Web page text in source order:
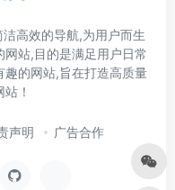
高效的导航,为用户而生
站,目的是满足用户日常
趣的网站,旨在打造高质量
！
声明 广告合作